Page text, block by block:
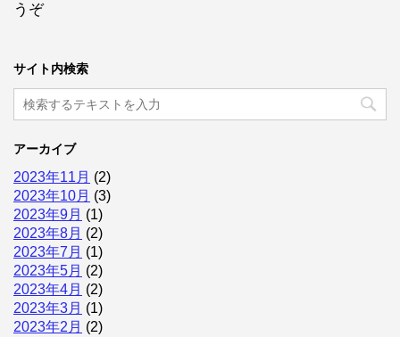
うぞ
サイト内検索
アーカイブ
2023年11月 (2)
2023年10月 (3)
2023年9月 (1)
2023年8月 (2)
2023年7月 (1)
2023年5月 (2)
2023年4月 (2)
2023年3月 (1)
2023年2月 (2)